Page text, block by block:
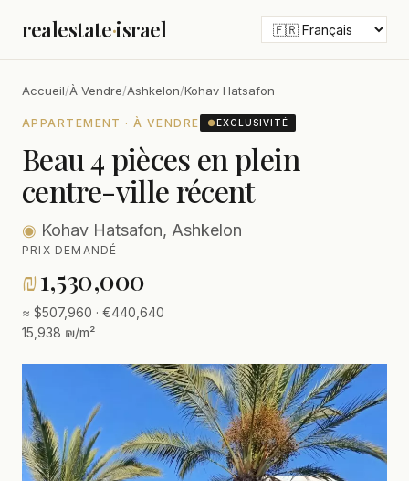
realestate·israel
Accueil/À Vendre/Ashkelon/Kohav Hatsafon
APPARTEMENT · À VENDRE ●EXCLUSIVITÉ
Beau 4 pièces en plein
centre-ville récent
◉ Kohav Hatsafon, Ashkelon
PRIX DEMANDÉ
₪1,530,000
≈ $507,960 · €440,640
15,938 ₪/m²